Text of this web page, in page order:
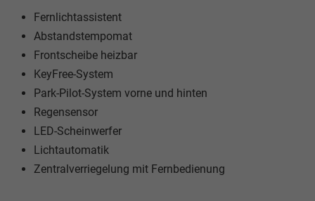
Fernlichtassistent
Abstandstempomat
Frontscheibe heizbar
KeyFree-System
Park-Pilot-System vorne und hinten
Regensensor
LED-Scheinwerfer
Lichtautomatik
Zentralverriegelung mit Fernbedienung